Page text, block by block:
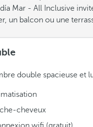
Mar - All Inclusive
un balcon ou une
double spacieuse et
cheveux